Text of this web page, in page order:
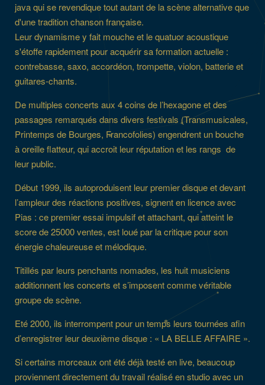
java qui se revendique tout autant de la scène alternative que
d'une tradition chanson française.
Leur dynamisme y fait mouche et le quatuor acoustique
s'étoffe rapidement pour acquérir sa formation actuelle :
contrebasse, saxo, accordéon, trompette, violon, batterie et
guitares-chants.
De multiples concerts aux 4 coins de l’hexagone et des
passages remarqués dans divers festivals (Transmusicales,
Printemps de Bourges, Francofolies) engendrent un bouche
à oreille flatteur, qui accroit leur réputation et les rangs de
leur public.
Début 1999, ils autoproduisent leur premier disque et devant
l’ampleur des réactions positives, signent en licence avec
Pias : ce premier essai impulsif et attachant, qui atteint le
score de 25000 ventes, est loué par la critique pour son
énergie chaleureuse et mélodique.
Titillés par leurs penchants nomades, les huit musiciens
additionnent les concerts et s’imposent comme véritable
groupe de scène.
Eté 2000, ils interrompent pour un temps leurs tournées afin
d’enregistrer leur deuxième disque : « LA BELLE AFFAIRE ».
Si certains morceaux ont été déjà testé en live, beaucoup
proviennent directement du travail réalisé en studio avec un